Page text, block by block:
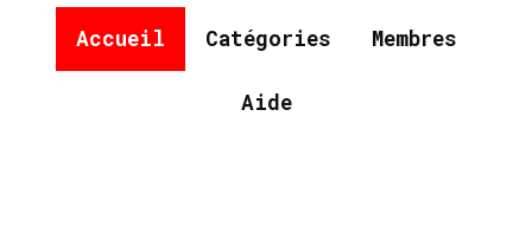
Accueil Catégories Membres
Aide